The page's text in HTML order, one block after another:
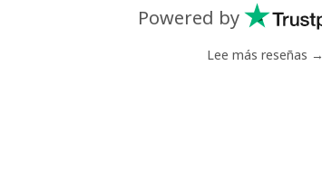
Powered by
Lee más reseñas →